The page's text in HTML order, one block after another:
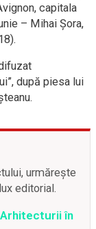
capitala
– Mihai Şora,
după piesa lui
urmărește
editorial.
Arhitecturii în